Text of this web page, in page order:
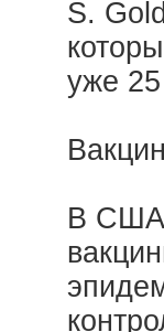
S.
уже 25
В США